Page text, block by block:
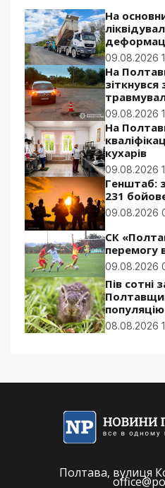
На
09.08.2026
На
зіткнувся
09.08.2026
На
кухарів
09.08.2026
Генштаб:
231
09.08.2026
СК
перемогу
09.08.2026
Пів сотні
08.08.2026
Полтава, вулиця